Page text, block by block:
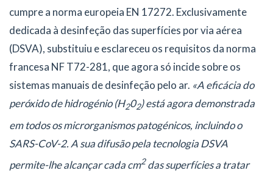
cumpre a norma europeia EN 17272. Exclusivamente
dedicada à desinfeção das superfícies por via aérea
(DSVA), substituiu e esclareceu os requisitos da norma
francesa NF T72-281, que agora só incide sobre os
sistemas manuais de desinfeção pelo ar. «A eficácia do
peróxido de hidrogénio (H202) está agora demonstrada
em todos os microrganismos patogénicos, incluindo o
SARS-CoV-2. A sua difusão pela tecnologia DSVA
permite-lhe alcançar cada cm2das superfícies a tratar